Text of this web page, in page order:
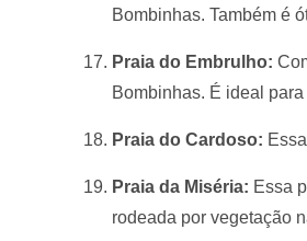
Bombinhas. Também é
Praia do Embrulho:
Bombinhas. É ideal
Praia do Cardoso:
Praia da Miséria: Essa
rodeada por vegetação